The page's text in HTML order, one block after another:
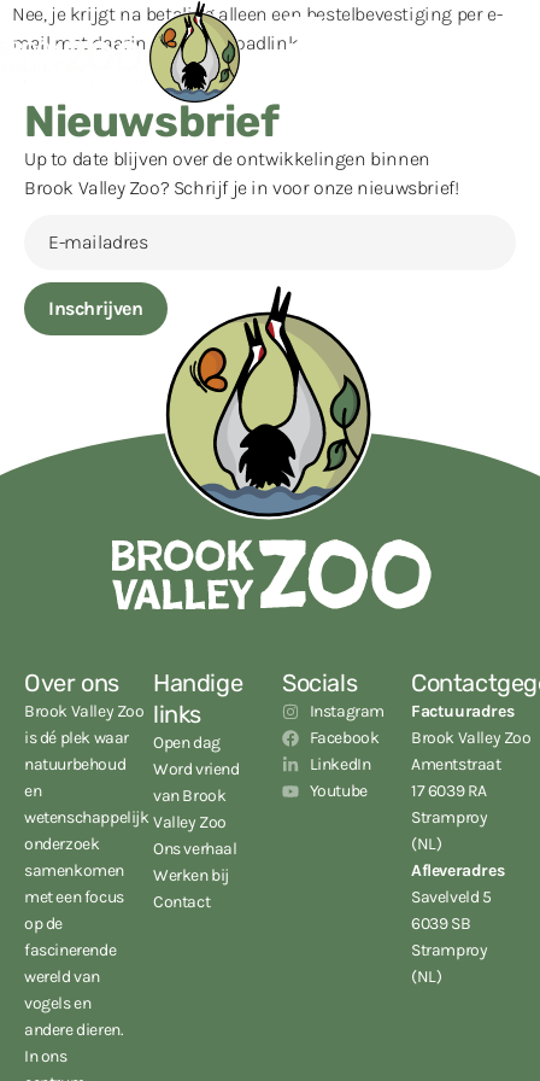
Nee, je krijgt na betaling alleen een bestelbevestiging per e-
mail met daarin een downloadlink.
Nieuwsbrief
Up to date blijven over de ontwikkelingen binnen
Brook Valley Zoo? Schrijf je in voor onze nieuwsbrief!
Inschrijven
Over ons
Brook Valley Zoo
is dé plek waar
natuurbehoud
en
wetenschappelijk
onderzoek
samenkomen
met een focus
op de
fascinerende
wereld van
vogels en
andere dieren.
In ons
Handige
links
Open dag
Word vriend
van Brook
Valley Zoo
Ons verhaal
Werken bij
Contact
Socials
Instagram
Facebook
LinkedIn
Youtube
Factuuradres
Brook Valley Zoo
Amentstraat
17 6039 RA
Stramproy
(NL)
Afleveradres
Savelveld 5
6039 SB
Stramproy
(NL)